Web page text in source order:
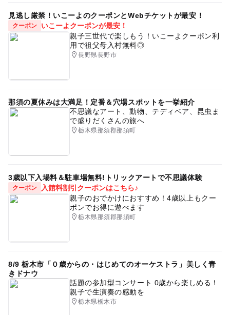
見逃し厳禁！いこーよのクーポンとWebチケットが最安！
クーポン
いこーよクーポンが最安！
親子三世代で楽しもう！いこーよクーポン利
用で祖父母入村無料◎
長野県長野市
那須の夏休みは大満足！定番＆穴場スポットを一挙紹介
不思議なアート、動物、テディベア、昆虫ま
で盛りだくさんの旅へ
栃木県那須郡那須町
3歳以下入場料＆駐車場無料!トリックアートで不思議体験
クーポン
入館料割引クーポンはこちら♪
親子のおでかけにおすすめ！4歳以上もクー
ポンでお得に遊べます
栃木県那須郡那須町
8/9 栃木市「０歳からの・はじめてのオーケストラ」美しく青
きドナウ
話題の参加型コンサート 0歳から楽しめる！
親子で生演奏の感動を
栃木県栃木市